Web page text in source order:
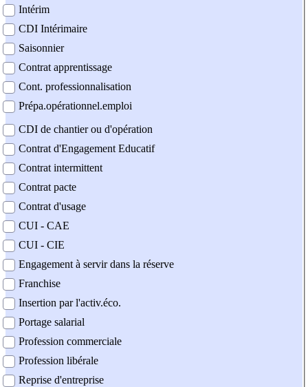
Intérim
CDI Intérimaire
Saisonnier
Contrat apprentissage
Cont. professionnalisation
Prépa.opérationnel.emploi
CDI de chantier ou d'opération
Contrat d'Engagement Educatif
Contrat intermittent
Contrat pacte
Contrat d'usage
CUI - CAE
CUI - CIE
Engagement à servir dans la réserve
Franchise
Insertion par l'activ.éco.
Portage salarial
Profession commerciale
Profession libérale
Reprise d'entreprise